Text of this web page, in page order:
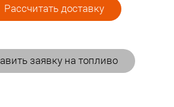
Рассчитать доставку
заявку на топливо